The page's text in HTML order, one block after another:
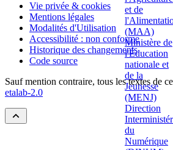
Vie privée & cookies
Mentions légales
Modalités d'Utilisation
Accessibilité : non conforme
Historique des changements
Code source
Sauf mention contraire, tous les textes de
etalab-2.0